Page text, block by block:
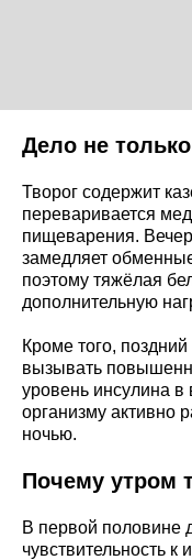
Дело не
Творог содержит
переваривается
пищеварения.
замедляет
поэтому тяжёлая
дополнительную
Кроме того,
вызывать
уровень инсулина
организму активно
ночью.
Почему утром
В первой половине
чувствительность